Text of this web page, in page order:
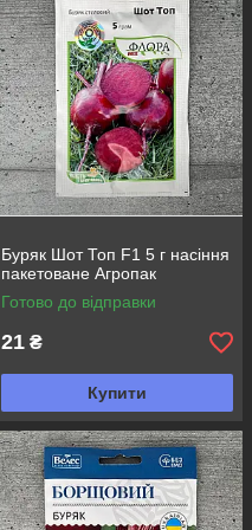
Буряк Шот Топ F1 5 г насіння
пакетоване Агропак
Готово до відправки
21 ₴
Купити